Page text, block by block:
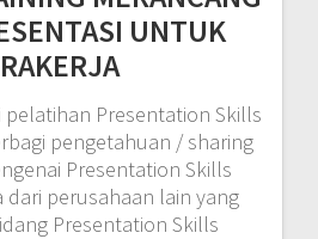
UNTUK
pelatihan Presentation Skills
pengetahuan / sharing
Presentation Skills
dari perusahaan lain yang
Presentation Skills